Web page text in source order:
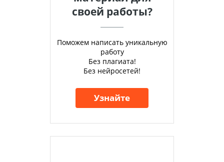
своей работы?
Поможем написать уникальную
работу
Без плагиата!
Без нейросетей!
Узнайте